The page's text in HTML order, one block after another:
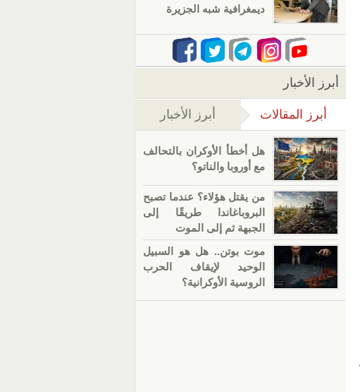
ديمغرافية شبه الجزيرة
أبرز الأخبار
أبرز المقالات (علامة التبويب النشطة)
أبرز الأخبار
هل أخطأ الأوكران بالتحالف
مع أوروبا والناتو؟
من يقتل هؤلاء؟ عندما تصبح
البروباغاندا طريقًا إلى
الجبهة ثم إلى الموت
موت بوتن.. هل هو السبيل
الوحيد لإيقاف الحرب
الروسية الأوكرانية؟